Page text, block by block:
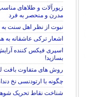
زیورآلات و طلاهای
مدرن و منحصر به فرد
نبوت از نظر اهل سنت
اشعار ترکی عاشقانه به
اسپری فیکس کننده
بسازید!
روش های متفاوت بافت
چگونه با ارتودنسی نخ
شناخت نقاط تحریک